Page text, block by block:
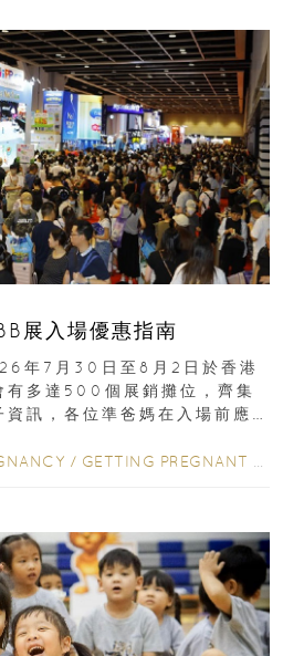
展入場優惠指南
年7月30日至8月2日於香港
有多達500個展銷攤位，齊集
訊，各位準爸媽在入場前應
/ GETTING PREGNANT